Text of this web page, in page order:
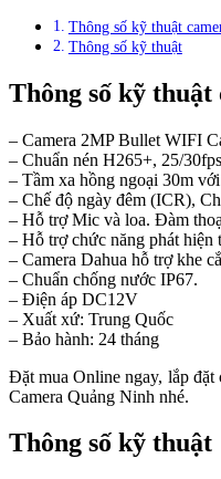
Thông số kỹ thuật
Thông số kỹ thuật
Thông số kỹ
– Camera 2MP Bullet WIFI
– Chuẩn nén H265+, 25/
– Tầm xa hồng ngoại 30m
– Chế độ ngày đêm (ICR),
– Hỗ trợ Mic và loa. Đàm
– Hỗ trợ chức năng phát hiện
– Camera Dahua hỗ trợ khe
– Chuẩn chống nước IP67.
– Điện áp DC12V
– Xuất xứ: Trung Quốc
– Bảo hành: 24 tháng
Đặt mua Online ngay, lắp
Camera Quảng Ninh nhé.
Thông số kỹ thuật